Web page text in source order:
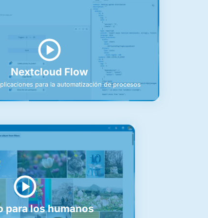
Nextcloud Flow
para la automatización de procesos
para los humanos